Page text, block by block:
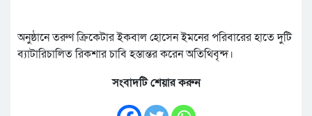
অনুষ্ঠানে তরুণ ক্রিকেটার ইকবাল হোসেন ইমনের পরিবারের হাতে দুটি
ব্যাটারিচালিত রিকশার চাবি হস্তান্তর করেন অতিথিবৃন্দ।
সংবাদটি শেয়ার করুন